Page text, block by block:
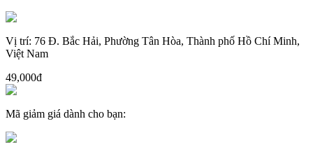
Vị trí: 76 Đ. Bắc Hải, Phường Tân Hòa, Thành phố Hồ Chí Minh,
Việt Nam
49,000đ
Mã giảm giá dành cho bạn: